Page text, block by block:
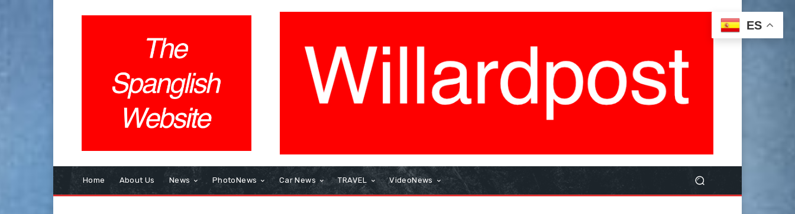
Home About Us News PhotoNews Car News TRAVEL VideoNews
ES